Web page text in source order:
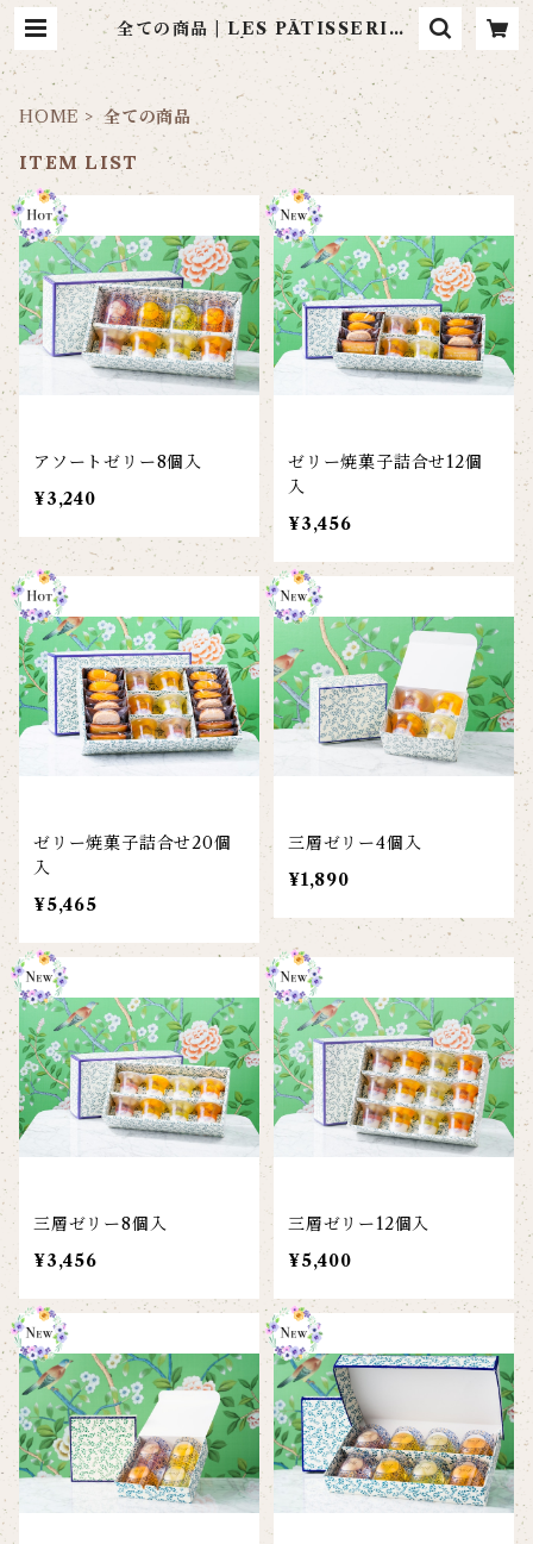
全ての商品 | LES PÂTISSERIES
LA MARÉE DE CHAYA
HOME 全ての商品
ITEM LIST
アソートゼリー8個入
¥3,240
ゼリー焼菓子詰合せ12個
入
¥3,456
ゼリー焼菓子詰合せ20個
入
¥5,465
三層ゼリー4個入
¥1,890
三層ゼリー8個入
¥3,456
三層ゼリー12個入
¥5,400